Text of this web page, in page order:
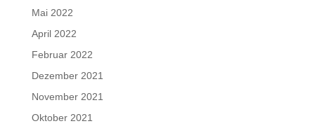
Mai 2022
April 2022
Februar 2022
Dezember 2021
November 2021
Oktober 2021